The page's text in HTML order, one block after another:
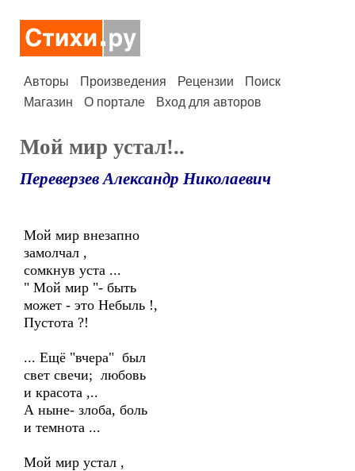
Авторы Произведения Рецензии
Поиск
Магазин
О портале Вход для авторов
Мой мир устал!..
Переверзев Александр Николаевич
Мой мир внезапно
замолчал ,
сомкнув уста ...
" Мой мир "- быть
может - это Небыль !,
Пустота ?!
... Ещё "вчера" был
свет свечи; любовь
и красота ,..
А ныне- злоба, боль
и темнота ...
Мой мир устал ,